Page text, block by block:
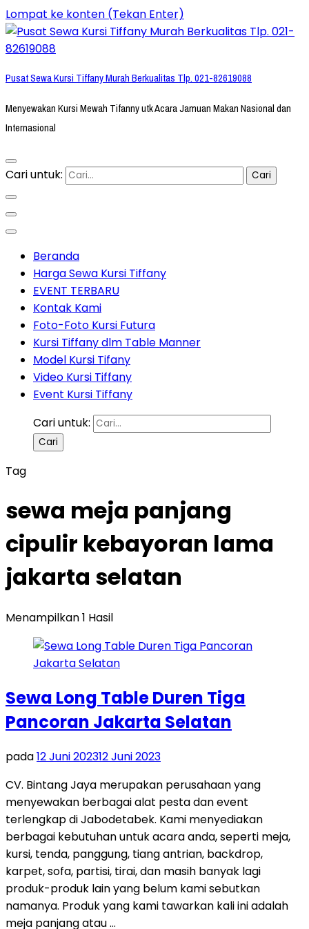
Lompat ke konten (Tekan Enter)
Pusat Sewa Kursi Tiffany Murah Berkualitas Tlp. 021-82619088
Menyewakan Kursi Mewah Tifanny utk Acara Jamuan Makan Nasional dan
Internasional
Cari untuk:
Beranda
Harga Sewa Kursi Tiffany
EVENT TERBARU
Kontak Kami
Foto-Foto Kursi Futura
Kursi Tiffany dlm Table Manner
Model Kursi Tifany
Video Kursi Tiffany
Event Kursi Tiffany
Cari untuk:
Tag
sewa meja panjang
cipulir kebayoran lama
jakarta selatan
Menampilkan 1 Hasil
Sewa Long Table Duren Tiga
Pancoran Jakarta Selatan
pada12 Juni 202312 Juni 2023
CV. Bintang Jaya merupakan perusahaan yang
menyewakan berbagai alat pesta dan event
terlengkap di Jabodetabek. Kami menyediakan
berbagai kebutuhan untuk acara anda, seperti meja,
kursi, tenda, panggung, tiang antrian, backdrop,
karpet, sofa, partisi, tirai, dan masih banyak lagi
produk-produk lain yang belum kami sebutkan
namanya. Produk yang kami tawarkan kali ini adalah
meja panjang atau …